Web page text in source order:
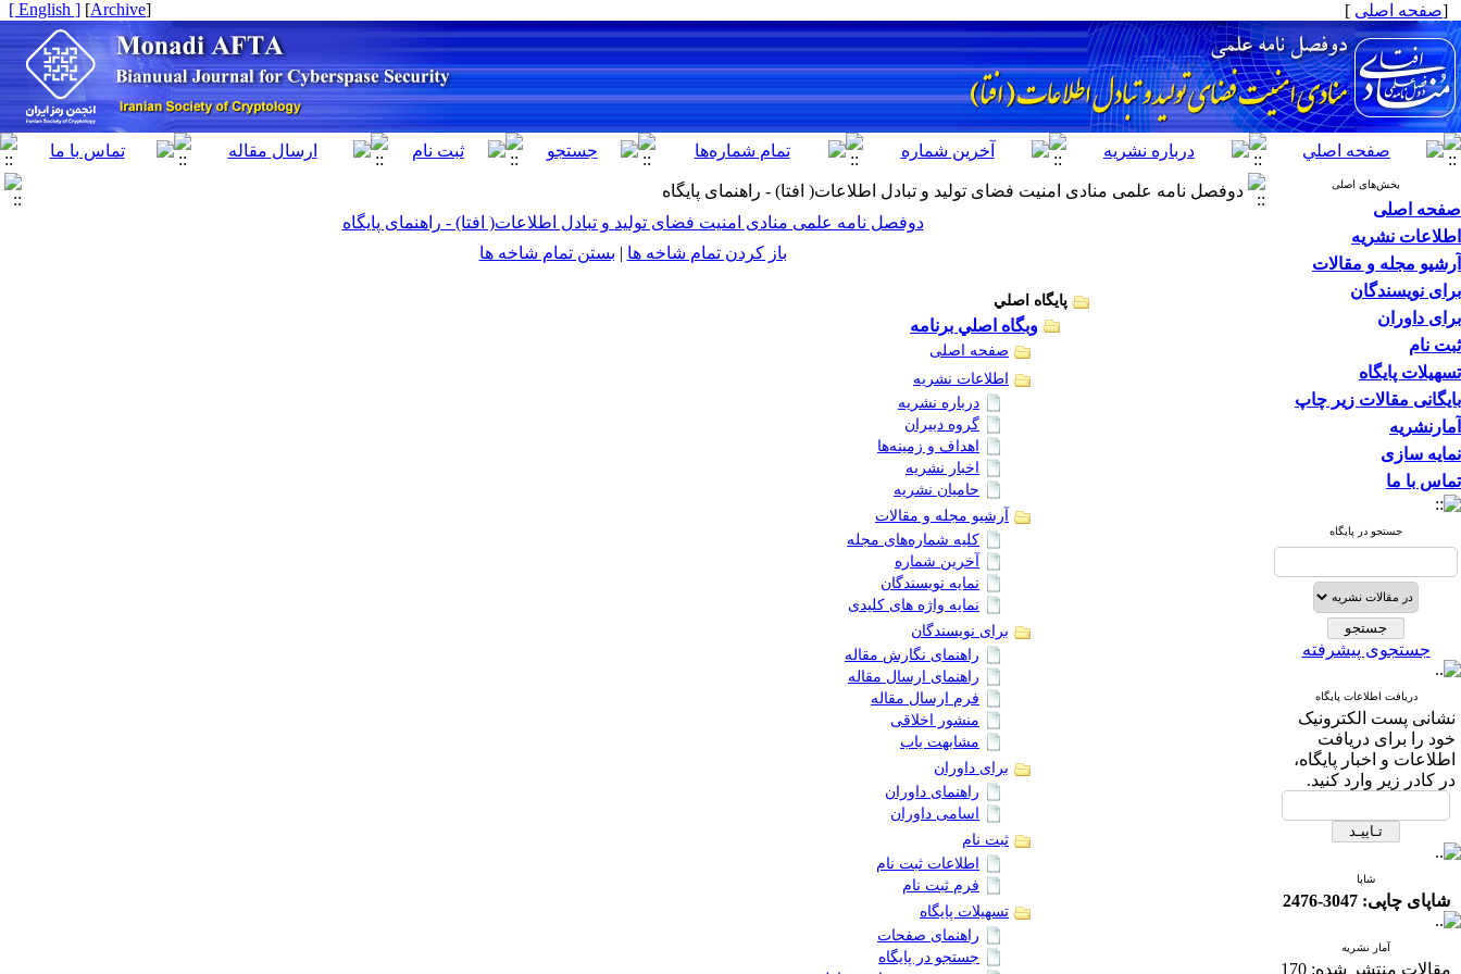
[صفحه اصلی ]
[
Archive
]
[ English ]
بخش‌های اصلی
صفحه اصلی
اطلاعات نشریه
آرشیو مجله و مقالات
برای نویسندگان
برای داوران
ثبت نام
تسهیلات پایگاه
بایگانی مقالات زیر چاپ
آمارنشریه
نمایه سازی
تماس با ما
جستجو در پایگاه
جستجوی پیشرفته
دریافت اطلاعات پایگاه
نشانی پست الکترونیک
خود را برای دریافت
اطلاعات و اخبار پایگاه،
در کادر زیر وارد کنید.
شاپا
شاپای چاپی: 3047-2476
آمار نشریه
مقالات منتشر شده: 170
دوفصل نامه علمی منادی امنیت فضای تولید و تبادل اطلاعات( افتا) - راهنمای پایگاه
دوفصل نامه علمی منادی امنیت فضای تولید و تبادل اطلاعات( افتا) - راهنمای پایگاه
باز کردن تمام شاخه ها | بستن تمام شاخه ها
پايگاه اصلي
وبگاه اصلي برنامه
صفحه اصلی
اطلاعات نشریه
درباره نشریه
گروه دبیران
اهداف و زمینه‌ها
اخبار نشریه
حامیان نشریه
آرشیو مجله و مقالات
کلیه شماره‌های مجله
آخرین شماره
نمایه نویسندگان
نمایه واژه های کلیدی
برای نویسندگان
راهنمای نگارش مقاله
راهنمای ارسال مقاله
فرم ارسال مقاله
منشور اخلاقی
مشابهت یاب
برای داوران
راهنمای داوران
اسامی داوران
ثبت نام
اطلاعات ثبت نام
فرم ثبت نام
تسهیلات پایگاه
راهنمای صفحات
جستجو در پایگاه